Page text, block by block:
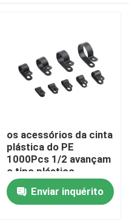
os acessórios da cinta
plástica do PE
1000Pcs 1/2 avançam
o tipo plástico
braçadeira de R do
grampoEnviar inquérito